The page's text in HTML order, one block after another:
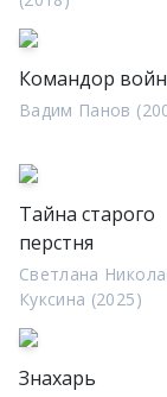
Командор
Вадим Панов
Тайна старого
перстня
Светлана
Куксина (2025)
Знахарь